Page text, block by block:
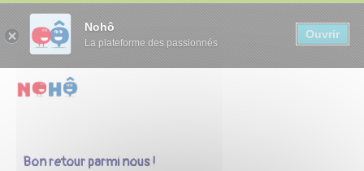
Nohô
La plateforme des passionnés
Ouvrir
Bon retour parmi nous !
Panneau de gestion des cookies